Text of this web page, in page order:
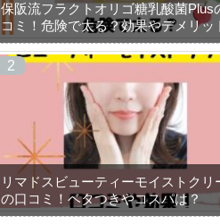
保阪流フラクトオリゴ糖乳酸菌Plus
コミ！危険で太る？効果やデメリッ
リマドスビューティーモイストクリ
の口コミ！ベタつきやコスパは？